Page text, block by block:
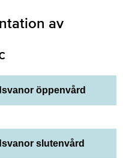
av
- Levnadsvanor öppenvård
slutenvård